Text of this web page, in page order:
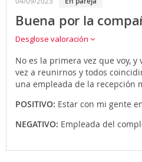
Buena por la
Desglose valoración
No es la primera vez que voy, y
vez a reunirnos y todos
una empleada de la recepción
POSITIVO: Estar con mi gente
NEGATIVO: Empleada del